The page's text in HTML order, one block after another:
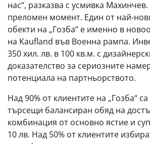
нас“, разказва с усмивка
преломен момент. Един от най-
обекти на „Гозба“ е именно в
на Kaufland във Военна рампа.
350 хил. лв. в 100 кв.м. с
доказателство за сериозните
потенциала на партньорството.
Над 90% от клиентите на „Гозба“
търсещи балансиран обяд на
комбинация от основно ястие и
10 лв. Над 50% от клиентите